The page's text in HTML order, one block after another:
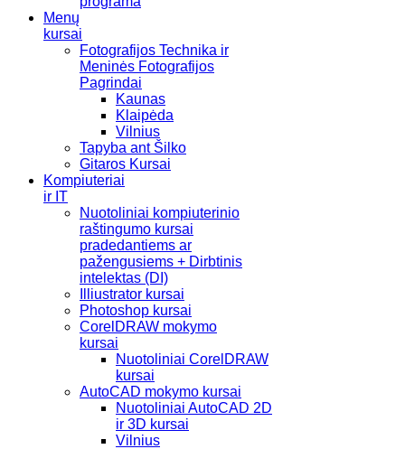
Menų
kursai
Fotografijos Technika ir
Meninės Fotografijos
Pagrindai
Kaunas
Klaipėda
Vilnius
Tapyba ant Šilko
Gitaros Kursai
Kompiuteriai
ir IT
Nuotoliniai kompiuterinio
raštingumo kursai
pradedantiems ar
pažengusiems + Dirbtinis
intelektas (DI)
Illiustrator kursai
Photoshop kursai
CorelDRAW mokymo
kursai
Nuotoliniai CorelDRAW
kursai
AutoCAD mokymo kursai
Nuotoliniai AutoCAD 2D
ir 3D kursai
Vilnius